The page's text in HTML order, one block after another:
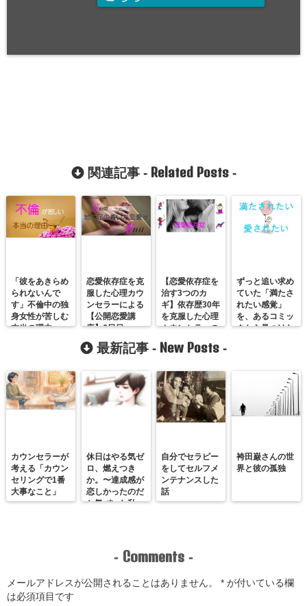
関連記事 - Related Posts-
「彼をあきらめ
られないんで
す」不倫中の独
身女性が苦しむ
本当の理由
恋愛依存症を克
服した心理カウ
ンセラーによる
【公開恋愛講
座】6日目
【恋愛依存症を
治す3つのカ
ギ】依存歴30年
を克服した心理
カウンセラーの
私が解説します
ずっと追い求め
ていた「満たさ
れたい感覚」
を、あるコミッ
クから見つけた
最新記事 - New Posts -
カウンセラーが
考える「カウン
セリングで1番
大事なこと」
休日はやる気ゼ
ロ、燃えつき
か。〜達成感が
恋しかったのだ
と気づいた私
自分でセラピー
をしてセルフメ
ンテナンスした
話
袴田巌さんの世
界と彼の孤独
- Comments -
メールアドレスが公開されることはありません。 * が付いている欄
は必須項目です